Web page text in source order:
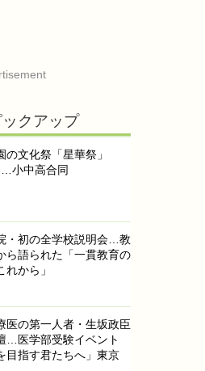
クアップ
の文化祭「星華祭」
小中高合同
・初の全学校説明会…教
ら語られた「一貫教育の
れから」
医の第一人者・生坂政臣
…医学部受験イベント
目指す君たちへ」東京